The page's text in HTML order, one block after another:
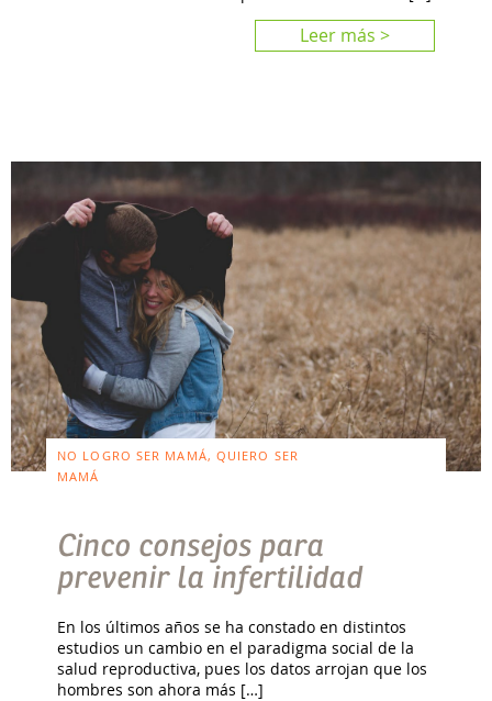
Leer más >
NO LOGRO SER MAMÁ, QUIERO SER
MAMÁ
Cinco consejos para
prevenir la infertilidad
En los últimos años se ha constado en distintos
estudios un cambio en el paradigma social de la
salud reproductiva, pues los datos arrojan que los
hombres son ahora más […]